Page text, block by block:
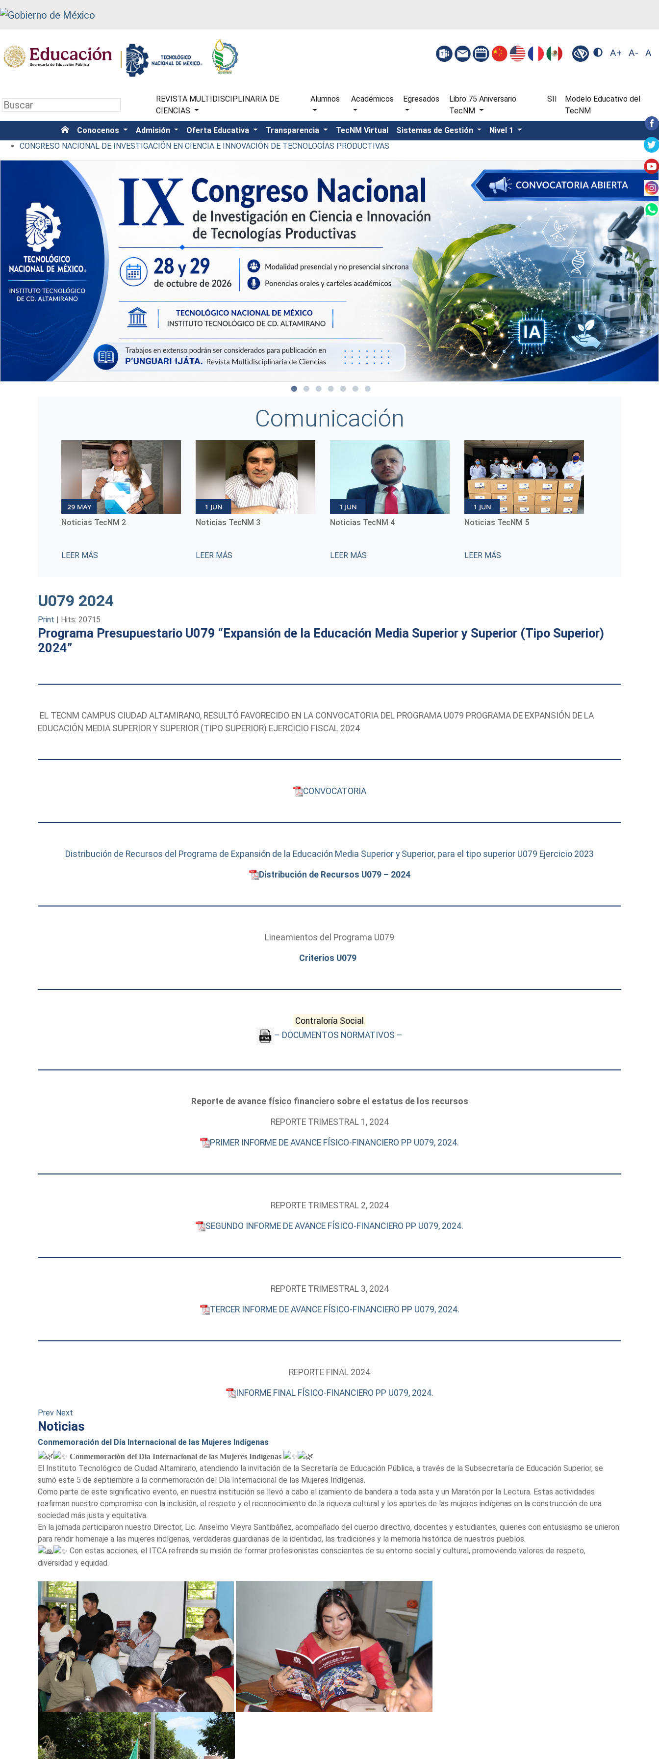
A+ A- A
REVISTA MULTIDISCIPLINARIA DE
CIENCIAS
Alumnos Académicos Egresados
Libro 75 Aniversario
TecNM
SII
Modelo Educativo del
TecNM
Conocenos Admisión Oferta Educativa Transparencia TecNM Virtual Sistemas de Gestión
Nivel 1
CONGRESO NACIONAL DE INVESTIGACIÓN EN CIENCIA E INNOVACIÓN DE TECNOLOGÍAS PRODUCTIVAS
Comunicación
Noticias TecNM 2
LEER MÁS
Noticias TecNM 3
LEER MÁS
Noticias TecNM 4
LEER MÁS
Noticias TecNM 5
LEER MÁS
U079 2024
Print | Hits: 20715
Programa Presupuestario U079 “Expansión de la Educación Media Superior y Superior (Tipo Superior)
2024”
EL TECNM CAMPUS CIUDAD ALTAMIRANO, RESULTÓ FAVORECIDO EN LA CONVOCATORIA DEL PROGRAMA U079 PROGRAMA DE EXPANSIÓN DE LA
EDUCACIÓN MEDIA SUPERIOR Y SUPERIOR (TIPO SUPERIOR) EJERCICIO FISCAL 2024
CONVOCATORIA
Distribución de Recursos del Programa de Expansión de la Educación Media Superior y Superior, para el tipo superior U079 Ejercicio 2023
Distribución de Recursos U079 – 2024
Lineamientos del Programa U079
Criterios U079
Contraloría Social
– DOCUMENTOS NORMATIVOS –
Reporte de avance físico financiero sobre el estatus de los recursos
REPORTE TRIMESTRAL 1, 2024
PRIMER INFORME DE AVANCE FÍSICO-FINANCIERO PP U079, 2024.
REPORTE TRIMESTRAL 2, 2024
SEGUNDO INFORME DE AVANCE FÍSICO-FINANCIERO PP U079, 2024.
REPORTE TRIMESTRAL 3, 2024
TERCER INFORME DE AVANCE FÍSICO-FINANCIERO PP U079, 2024.
REPORTE FINAL 2024
INFORME FINAL FÍSICO-FINANCIERO PP U079, 2024.
Prev Next
Noticias
Conmemoración del Día Internacional de las Mujeres Indígenas
Conmemoración del Día Internacional de las Mujeres Indígenas
El Instituto Tecnológico de Ciudad Altamirano, atendiendo la invitación de la Secretaría de Educación Pública, a través de la Subsecretaría de Educación Superior, se
sumó este 5 de septiembre a la conmemoración del Día Internacional de las Mujeres Indígenas.
Como parte de este significativo evento, en nuestra institución se llevó a cabo el izamiento de bandera a toda asta y un Maratón por la Lectura. Estas actividades
reafirman nuestro compromiso con la inclusión, el respeto y el reconocimiento de la riqueza cultural y los aportes de las mujeres indígenas en la construcción de una
sociedad más justa y equitativa.
En la jornada participaron nuestro Director, Lic. Anselmo Vieyra Santibáñez, acompañado del cuerpo directivo, docentes y estudiantes, quienes con entusiasmo se unieron
para rendir homenaje a las mujeres indígenas, verdaderas guardianas de la identidad, las tradiciones y la memoria histórica de nuestros pueblos.
Con estas acciones, el ITCA refrenda su misión de formar profesionistas conscientes de su entorno social y cultural, promoviendo valores de respeto,
diversidad y equidad.